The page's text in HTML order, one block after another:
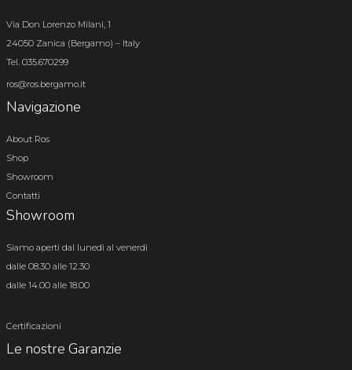
Via Don Lorenzo Milani, 1
24050 Zanica (Bergamo) – Italy
Tel. 035.670299
ros@ros.bergamo.it
Navigazione
About Ros
Shop
Showroom
Contatti
Showroom
Siamo aperti dal lunedì al venerdì
dalle 08.30 alle 12.30
dalle 14.00 alle 18.00
Certificazioni
Le nostre Garanzie